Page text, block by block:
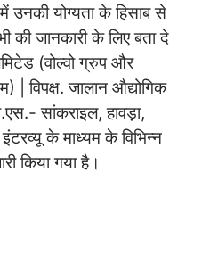
उनकी योग्यता के हिसाब से
की जानकारी के लिए बता दे
(वोल्वो ग्रुप और
| विपक्ष. जालान औद्योगिक
सांकराइल, हावड़ा,
इंटरव्यू के माध्यम के विभिन्न
किया गया है।